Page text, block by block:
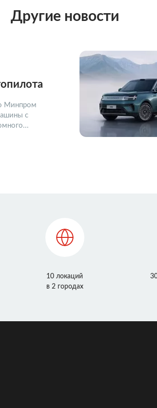
Другие новости
Минпром
с
10 локаций
в 2 городах